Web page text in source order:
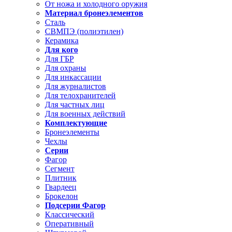
От ножа и холодного оружия
Материал бронеэлементов
Сталь
СВМПЭ (полиэтилен)
Керамика
Для кого
Для ГБР
Для охраны
Для инкассации
Для журналистов
Для телохранителей
Для частных лиц
Для военных действий
Комплектующие
Бронеэлементы
Чехлы
Серии
Фагор
Сегмент
Плитник
Гвардеец
Брокелон
Подсерии Фагор
Классический
Оперативный